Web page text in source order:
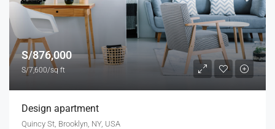
S/876,000
S/7,600/sq ft
Design apartment
Quincy St, Brooklyn, NY, USA